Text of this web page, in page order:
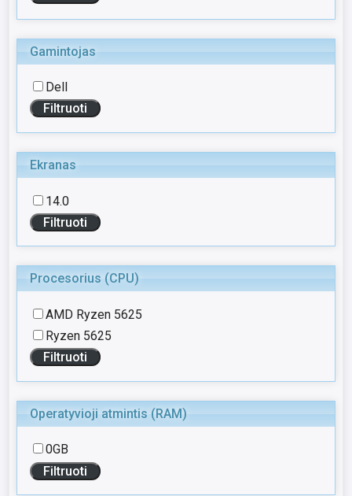
Gamintojas
Dell
Ekranas
14.0
Procesorius (CPU)
AMD Ryzen 5625
Ryzen 5625
Operatyvioji atmintis (RAM)
0GB